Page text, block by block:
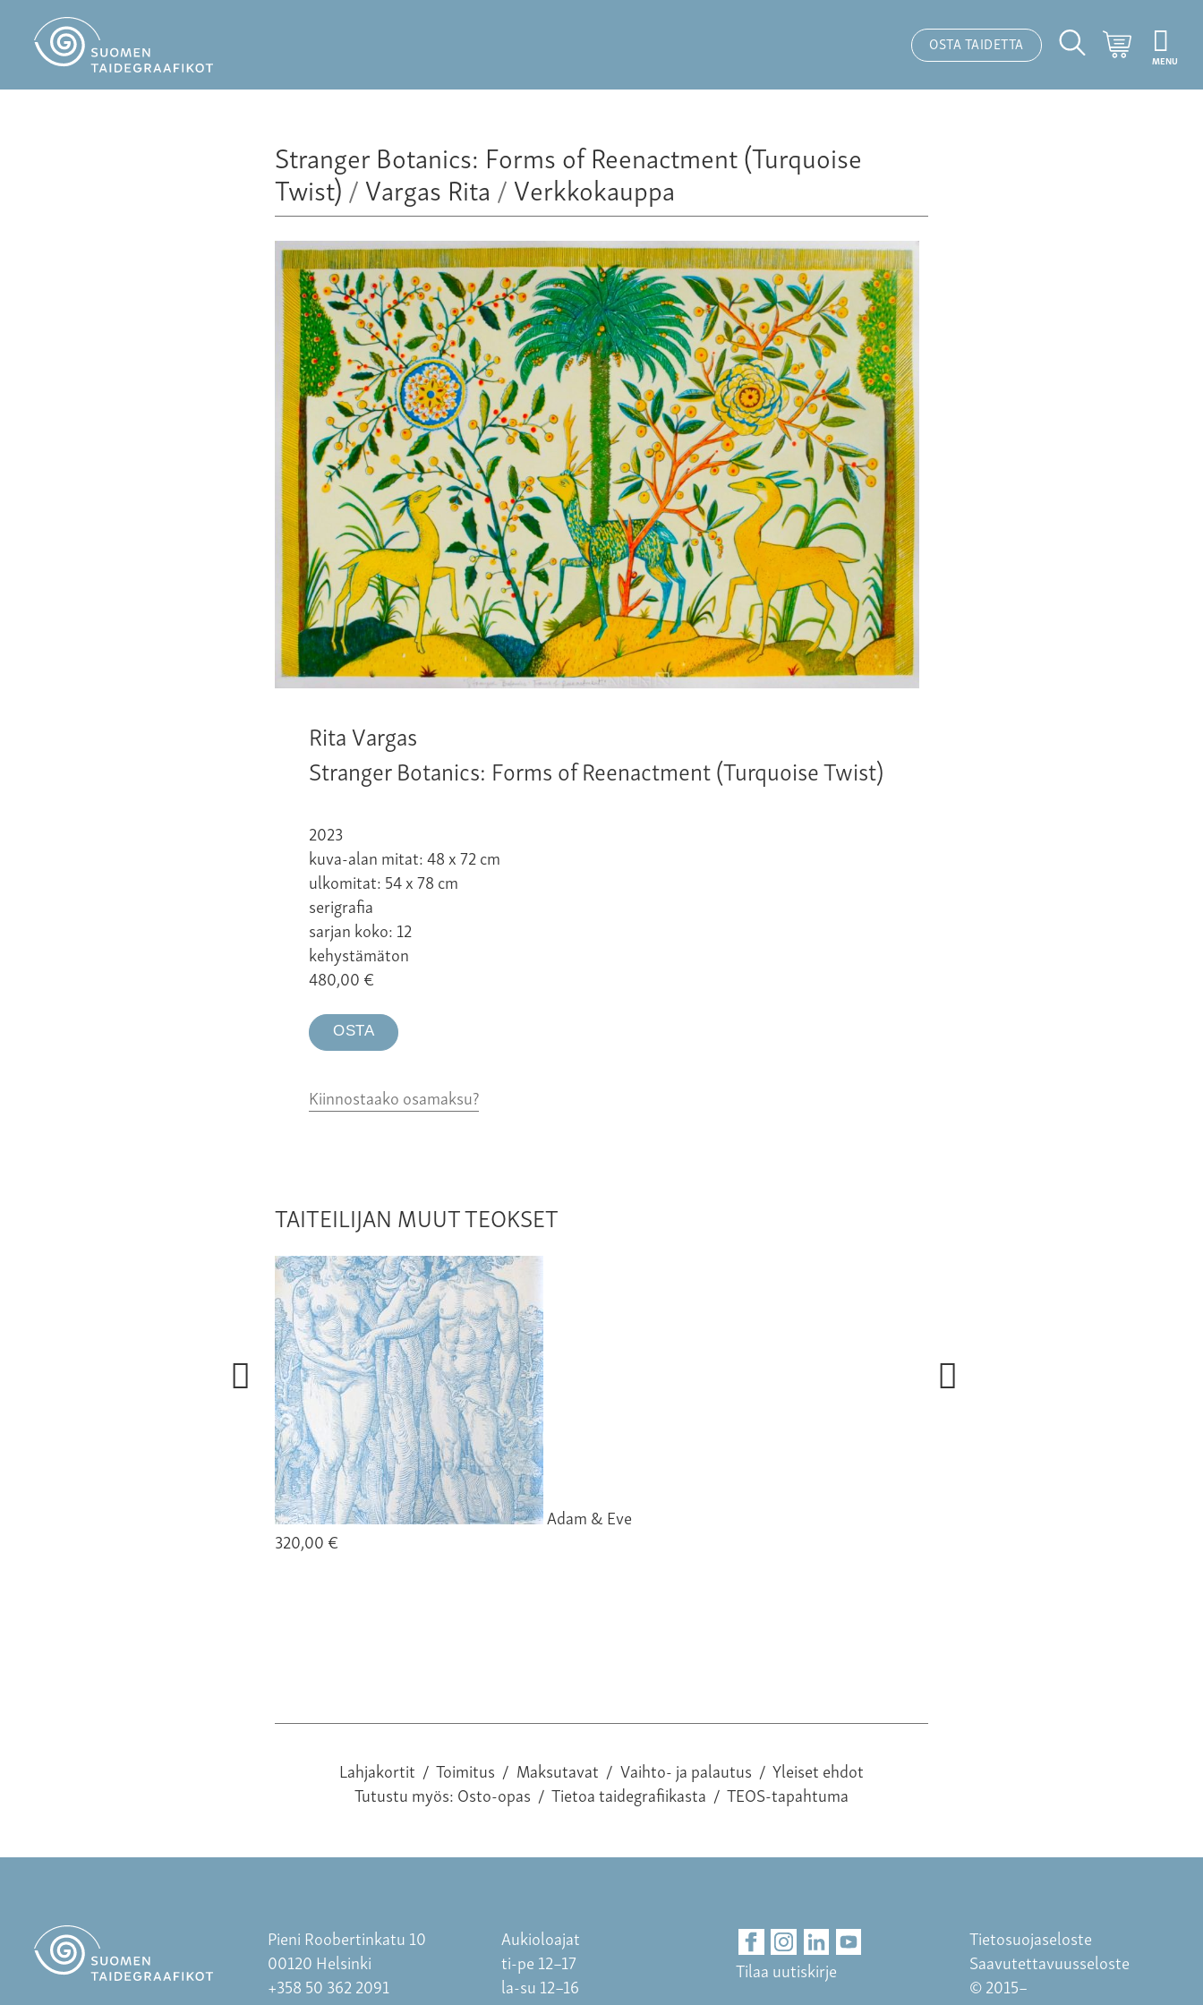
OSTA TAIDETTA
Hakutoiminto
Ostoskori
MENU
Stranger Botanics: Forms of Reenactment (Turquoise
Twist)/Vargas Rita /Verkkokauppa
Rita Vargas
Stranger Botanics: Forms of Reenactment (Turquoise Twist)
2023
kuva-alan mitat: 48 x 72 cm
ulkomitat: 54 x 78 cm
serigrafia
sarjan koko: 12
kehystämäton
480,00€
OSTA
Kiinnostaako osamaksu?
TAITEILIJAN MUUT TEOKSET
Adam & Eve
320,00 €
Lahjakortit / Toimitus / Maksutavat / Vaihto- ja palautus / Yleiset ehdot
Tutustu myös:Osto-opas / Tietoa taidegrafiikasta / TEOS-tapahtuma
Pieni Roobertinkatu 10
00120 Helsinki
+358 50 362 2091
Aukioloajat
ti-pe 12–17
la-su 12–16
Tilaa uutiskirje
Tietosuojaseloste
Saavutettavuusseloste
© 2015–